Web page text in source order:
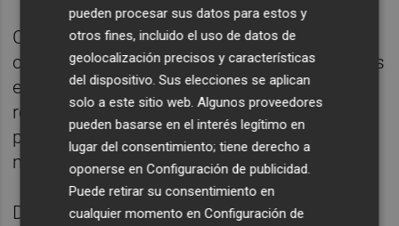
Corregido de efectos estacionales y de
calendario, la producción del sector servicios
experimentó un repunte del 4,9% en febrero
respecto al mismo mes de 2023, tasa 2,1
puntos superior a la de enero y también la
más elevada desde junio de 2022.
Dentro de la serie desestacionalizada, la
pueden procesar sus datos para estos y
otros fines, incluido el uso de datos de
geolocalización precisos y características
del dispositivo. Sus elecciones se aplican
solo a este sitio web. Algunos proveedores
pueden basarse en el interés legítimo en
lugar del consentimiento; tiene derecho a
oponerse enConfiguración de publicidad
Puede retirar su consentimiento en
cualquier momento enConfiguración de